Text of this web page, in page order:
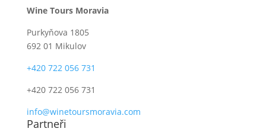
Wine Tours Moravia
Purkyňova 1805
692 01 Mikulov
+420 722 056 731
+420 722 056 731
info@winetoursmoravia.com
Partneři